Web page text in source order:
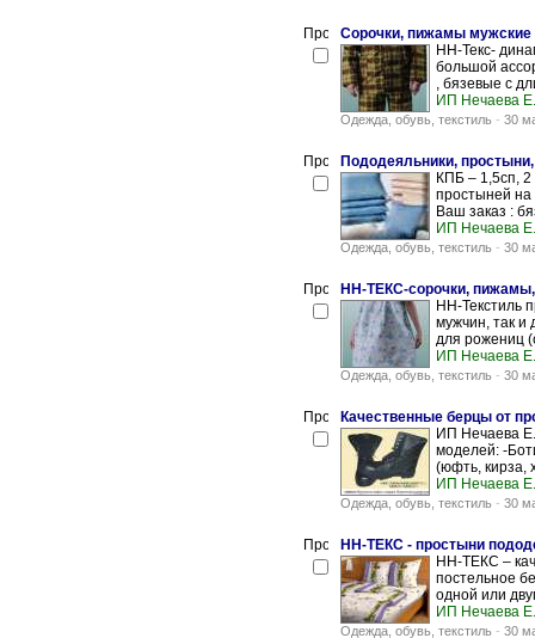
Сорочки, пижамы
НН-Текс-
большой
, бязевые с
ИП Нечаева
Одежда, обувь, текстиль - 30
Пододеяльники,
КПБ – 1,5сп,
простыней на
Ваш заказ :
ИП Нечаева
Одежда, обувь, текстиль - 30
НН-ТЕКС-сорочки,
НН-Текстиль
мужчин, так и
для рожениц
ИП Нечаева
Одежда, обувь, текстиль - 30
Качественные берцы от
ИП Нечаева
моделей: -
(юфть, кирза,
ИП Нечаева
Одежда, обувь, текстиль - 30
НН-ТЕКС - простыни
НН-ТЕКС –
постельное
одной или
ИП Нечаева
Одежда, обувь, текстиль - 30